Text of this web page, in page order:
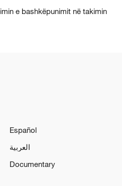
e bashkëpunimit në takimin
Español
العربية
Documentary